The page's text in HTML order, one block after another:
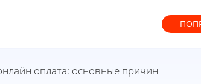
оплата: основные причин